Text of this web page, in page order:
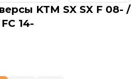
KTM SX SX F 08- /
14-